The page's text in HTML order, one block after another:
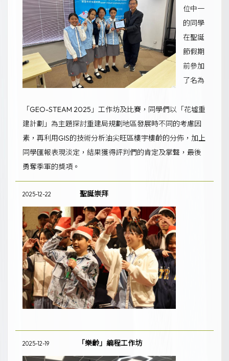
位中一
的同學
在聖誕
節假期
前參加
了名為
「GEO-STEAM 2025」工作坊及比賽，同學們以「花墟重
建計劃」為主題探討重建局規劃地區發展時不同的考慮因
素，再利用GIS的技術分析油尖旺區樓宇樓齡的分佈，加上
同學匯報表現淡定，結果獲得評判們的肯定及掌聲，最後
勇奪季軍的獎項。
2025-12-22 聖誕崇拜
2025-12-19 「樂齡」編程工作坊